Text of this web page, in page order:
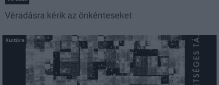
Véradásra kérik az önkénteseket
Kultúra